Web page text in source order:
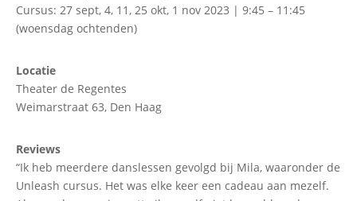
Cursus: 27 sept, 4, 11, 25 okt, 1 nov 2023 | 9:45 – 11:45
(woensdag ochtenden)
Locatie
Theater de Regentes
Weimarstraat 63, Den Haag
Reviews
“Ik heb meerdere danslessen gevolgd bij Mila, waaronder de
Unleash cursus. Het was elke keer een cadeau aan mezelf.